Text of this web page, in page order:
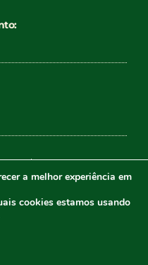
a melhor experiência em
cookies estamos usando